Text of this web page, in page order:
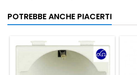
POTREBBE ANCHE PIACERTI